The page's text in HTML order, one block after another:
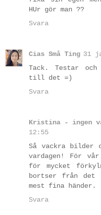
HUr gör man ??
Svara
Cias Små Ting 31
Tack. Testar
till det =)
Svara
Kristina - ingen
12:55
Så vackra bilder
vardagen! För
för mycket
bortser från det
mest fina händer.
Svara